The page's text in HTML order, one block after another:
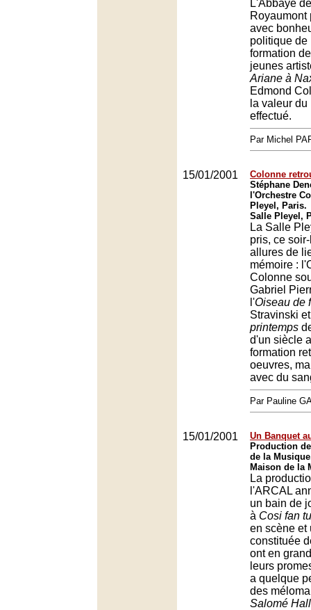
L'Abbaye de
Royaumont
avec
politique de
formation
jeunes
Ariane à
Edmond
la valeur
effectué.
Par Michel
15/01/2001
Colonne
Stéphane
l'Orchestre
Pleyel, Paris.
Salle Pleyel,
La Salle
pris, ce
allures de
mémoire :
Colonne
Gabriel
l'Oiseau de
Stravinski
printemps
d'un siècle
formation
oeuvres,
avec du
Par Pauline
15/01/2001
Un Banquet
Production
de la
Maison de la
La
l'ARCAL
un bain de
à Cosi fan
en scène et
constituée
ont en
leurs
a quelque
des
Salomé